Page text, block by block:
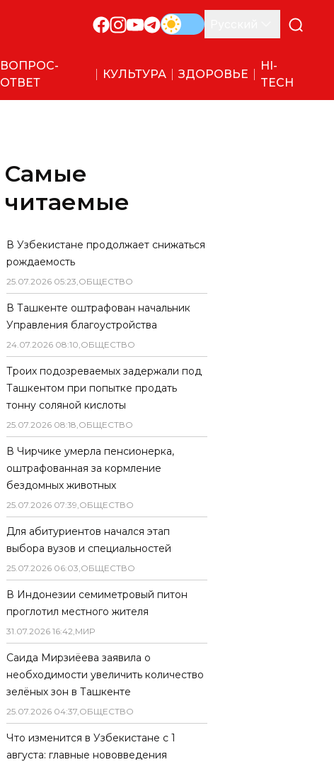
ВОПРОС-
ОТВЕТ
КУЛЬТУРА ЗДОРОВЬЕ
HI-
TECH
Самые
читаемые
В Узбекистане продолжает снижаться
рождаемость
25.07.2026 05:23,ОБЩЕСТВО
В Ташкенте оштрафован начальник
Управления благоустройства
24.07.2026 08:10,ОБЩЕСТВО
Троих подозреваемых задержали под
Ташкентом при попытке продать
тонну соляной кислоты
25.07.2026 08:18,ОБЩЕСТВО
В Чирчике умерла пенсионерка,
оштрафованная за кормление
бездомных животных
25.07.2026 07:39,ОБЩЕСТВО
Для абитуриентов начался этап
выбора вузов и специальностей
25.07.2026 06:03,ОБЩЕСТВО
В Индонезии семиметровый питон
проглотил местного жителя
31.07.2026 16:42,МИР
Саида Мирзиёева заявила о
необходимости увеличить количество
зелёных зон в Ташкенте
25.07.2026 04:37,ОБЩЕСТВО
Что изменится в Узбекистане с 1
августа: главные нововведения